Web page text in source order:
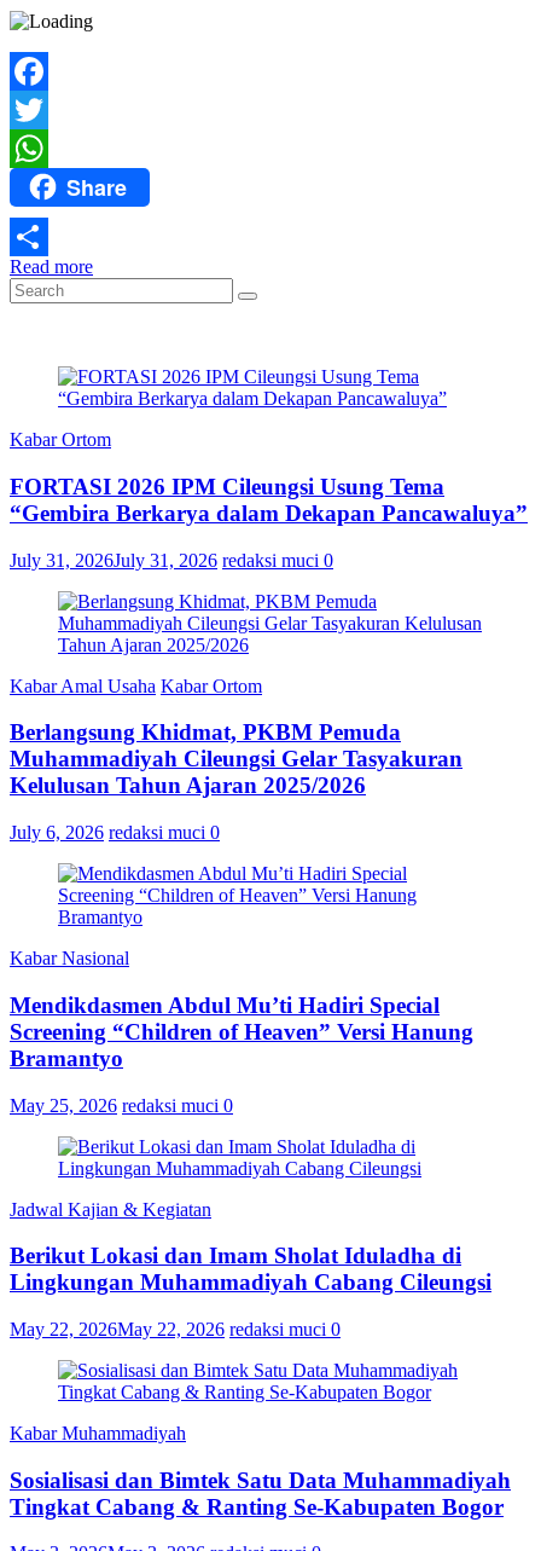
Facebook
Twitter
WhatsAppShare
Share
Read more
Kabar Ortom
FORTASI 2026 IPM Cileungsi Usung Tema
“Gembira Berkarya dalam Dekapan Pancawaluya”
July 31, 2026July 31, 2026 redaksi muci 0
Kabar Amal Usaha Kabar Ortom
Berlangsung Khidmat, PKBM Pemuda
Muhammadiyah Cileungsi Gelar Tasyakuran
Kelulusan Tahun Ajaran 2025/2026
July 6, 2026 redaksi muci 0
Kabar Nasional
Mendikdasmen Abdul Mu’ti Hadiri Special
Screening “Children of Heaven” Versi Hanung
Bramantyo
May 25, 2026 redaksi muci 0
Jadwal Kajian & Kegiatan
Berikut Lokasi dan Imam Sholat Iduladha di
Lingkungan Muhammadiyah Cabang Cileungsi
May 22, 2026May 22, 2026 redaksi muci 0
Kabar Muhammadiyah
Sosialisasi dan Bimtek Satu Data Muhammadiyah
Tingkat Cabang & Ranting Se-Kabupaten Bogor